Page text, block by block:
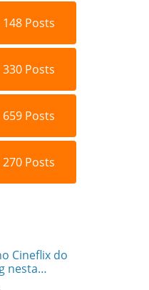
148Posts
330Posts
659Posts
270Posts
Cineflix do
nesta